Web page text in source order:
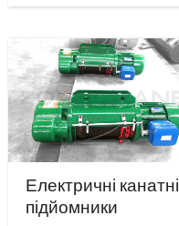
Електричні канатні
підйомники